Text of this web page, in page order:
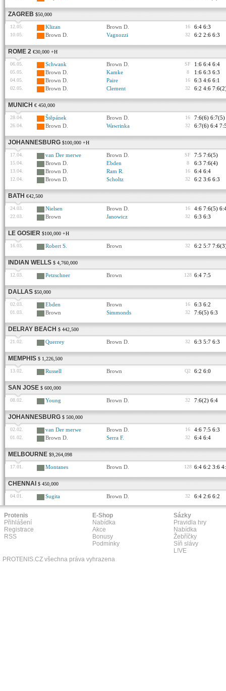
ZAGREB $50,000
12.05. Klizan Brown D. 16 6:4 6:3
10.05. Brown D. Vagnozzi 32 6:2 2:6 6:3
ROME 2 €30,000 +H
06.05. Schwank Brown D. SF 1:6 6:4 6:4
05.05. Brown D. Kamke 8 1:6 6:3 6:3
04.05. Brown D. Paire 16 6:3 4:6 6:1
02.05. Brown D. Clement 32 6:2 4:6
MUNICH € 450,000
28.04. Štěpánek Brown D. 16 7:6(6) 6:7(5)
26.04. Brown D. Wawrinka 32 6:7(6) 6:4
JOHANNESBURG $100,000 +H
17.04. van Der merwe Brown D. SF 7:5 7:6(5)
15.04. Brown D. Ebden 8 6:3 7:6(4)
13.04. Brown D. Ram R. 16 6:4 6:4
12.04. Brown D. Scholtz 32 6:2 3:6 6:3
BATH €42,500
24.03. Nielsen Brown D. 16 4:6 7:6(5)
22.03. Brown Janowicz 32 6:3 6:3
LE GOSIER $100,000 +H
16.03. Robert S. Brown 32 6:2 5:7
INDIAN WELLS $ 4,760,000
12.03. Petzschner Brown 128 6:4 7:5
DALLAS $50,000
02.03. Ebden Brown 16 6:3 6:2
01.03. Brown Simmonds 32 7:6(5) 6:3
DELRAY BEACH $ 442,500
21.02. Querrey Brown D. 32 6:3 5:7 6:3
MEMPHIS $ 1,226,500
13.02. Russell Brown Q2 6:2 6:0
SAN JOSE $ 600,000
08.02. Young Brown D. 32 7:6(2) 6:4
JOHANNESBURG $ 500,000
02.02. van Der merwe Brown D. 16 4:6 7:5 6:3
01.02. Brown D. Serra F. 32 6:4 6:4
MELBOURNE $9,264,098
17.01. Montanes Brown D. 128 6:4 6:2 3:6
CHENNAI $ 450,000
04.01. Sugita Brown D. 32 6:4 2:6 6:2
Protenis
Přihlášení
Registrace
RSS
E-Shop
Nabídka
Akce
Bonusy
Podmínky
Sázky
Pravidla hry
Nabídka
Žebříčky
Síň slávy
L!VE
PROTENIS.CZ všechna práva vyhrazena